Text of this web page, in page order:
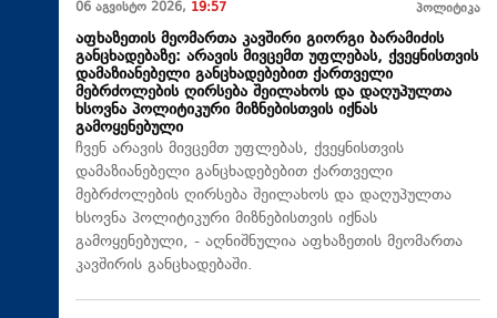
06 აგვისტო 2026, 19:57 პოლიტიკა
აფხაზეთის მეომართა კავშირი გიორგი ბარამიძის
განცხადებაზე: არავის მივცემთ უფლებას, ქვეყნისთვის
დამაზიანებელი განცხადებებით ქართველი
მებრძოლების ღირსება შეილახოს და დაღუპულთა
ხსოვნა პოლიტიკური მიზნებისთვის იქნას
გამოყენებული
ჩვენ არავის მივცემთ უფლებას, ქვეყნისთვის
დამაზიანებელი განცხადებებით ქართველი
მებრძოლების ღირსება შეილახოს და დაღუპულთა
ხსოვნა პოლიტიკური მიზნებისთვის იქნას
გამოყენებული, - აღნიშნულია აფხაზეთის მეომართა
კავშირის განცხადებაში.